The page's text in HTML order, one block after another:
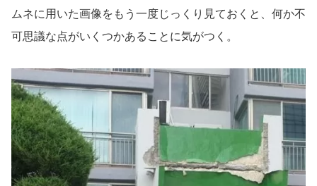
ムネに用いた画像をもう一度じっくり見ておくと、何か不
可思議な点がいくつかあることに気がつく。